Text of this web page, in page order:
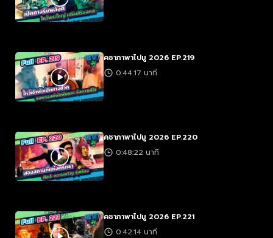
คชาภาพาไปมู 2026 EP.219
0:44:17 นาที
คชาภาพาไปมู 2026 EP.220
0:48:22 นาที
คชาภาพาไปมู 2026 EP.221
0:42:14 นาที